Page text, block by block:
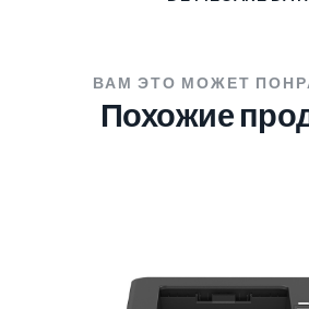
ВАМ ЭТО МОЖЕТ
Похожие